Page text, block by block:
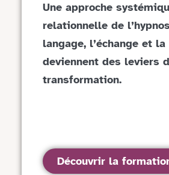
Une approche
relationnelle de
langage, l’échange et
deviennent des leviers
transformation.
Découvrir la